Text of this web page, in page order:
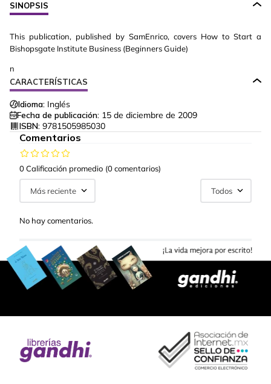
SINOPSIS
This publication, published by SamEnrico, covers How to Start a
Bishopsgate Institute Business (Beginners Guide)
n
CARACTERÍSTICAS
Idioma: Inglés
Fecha de publicación: 15 de diciembre de 2009
ISBN: 9781505985030
Comentarios
0 Calificación promedio (0 comentarios)
Más reciente Todos
No hay comentarios.